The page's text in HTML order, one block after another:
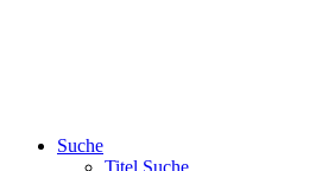
Suche
Titel Suche